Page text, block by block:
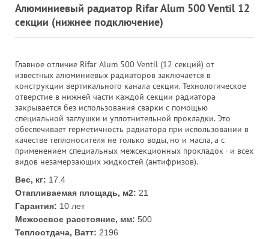
Алюминиевый радиатор Rifar Alum 500 Ventil 12
секции (нижнее подключение)
Главное отличие Rifar Alum 500 Ventil (12 секций) от
известных алюминиевых радиаторов заключается в
конструкции вертикального канала секции. Технологическое
отверстие в нижней части каждой секции радиатора
закрывается без использования сварки с помощью
специальной заглушки и уплотнительной прокладки. Это
обеспечивает герметичность радиатора при использовании в
качестве теплоносителя не только воды, но и масла, а с
применением специальных межсекционных прокладок - и всех
видов незамерзающих жидкостей (антифризов).
Вес, кг: 17.4
Отапливаемая площадь, м2: 21
Гарантия: 10 лет
Межосевое расстояние, мм: 500
Теплоотдача, Ватт: 2196